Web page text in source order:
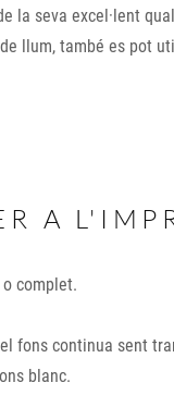
la seva excel·lent
llum, també es pot
A
complet.
fons continua sent
blanc.